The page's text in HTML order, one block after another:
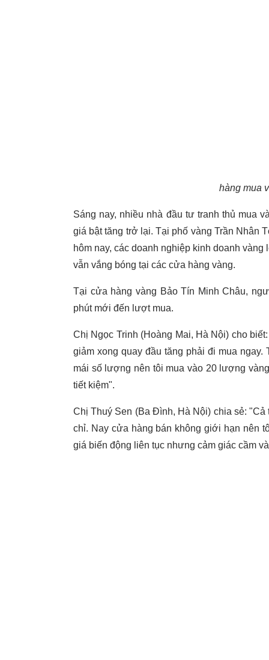
hàng mua
Sáng nay, nhiều nhà đầu tư tranh thủ mua
giá bật tăng trở lại. Tại phố vàng Trần Nhân
hôm nay, các doanh nghiệp kinh doanh
vẫn vắng bóng tại các cửa hàng vàng.
Tại cửa hàng vàng Bảo Tín Minh Châu,
phút mới đến lượt mua.
Chị Ngọc Trinh (Hoàng Mai, Hà Nội) cho
giảm xong quay đầu tăng phải đi mua
mái số lượng nên tôi mua vào 20 lượng
tiết kiệm".
Chị Thuý Sen (Ba Đình, Hà Nội) chia sẻ:
chỉ. Nay cửa hàng bán không giới hạn nên
giá biến động liên tục nhưng cảm giác cầm